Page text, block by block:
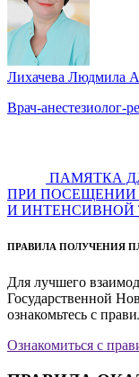
Лихачева Людмила
Врач-анестезиолог-
ПАМЯТКА
ПРИ
И ИНТЕНСИВНОЙ
ПРАВИЛА ПОЛУЧЕНИЯ
Для лучшего
Государственной
ознакомьтесь с
Ознакомиться с